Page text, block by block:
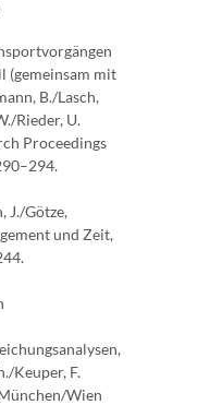
(gemeinsam mit
B./Lasch,
Rieder, U.
Proceedings
J./Götze,
und Zeit,
Keuper, F.
Wien